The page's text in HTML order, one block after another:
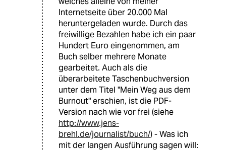
Internetseite über 20.000 Mal
heruntergeladen wurde. Durch das
freiwillige Bezahlen habe ich ein paar
Hundert Euro eingenommen, am
Buch selber mehrere Monate
gearbeitet. Auch als die
überarbeitete Taschenbuchversion
unter dem Titel "Mein Weg aus dem
Burnout" erschien, ist die PDF-
Version nach wie vor frei (siehe
http://www.jens-
brehl.de/journalist/buch/) - Was ich
mit der langen Ausführung sagen will: